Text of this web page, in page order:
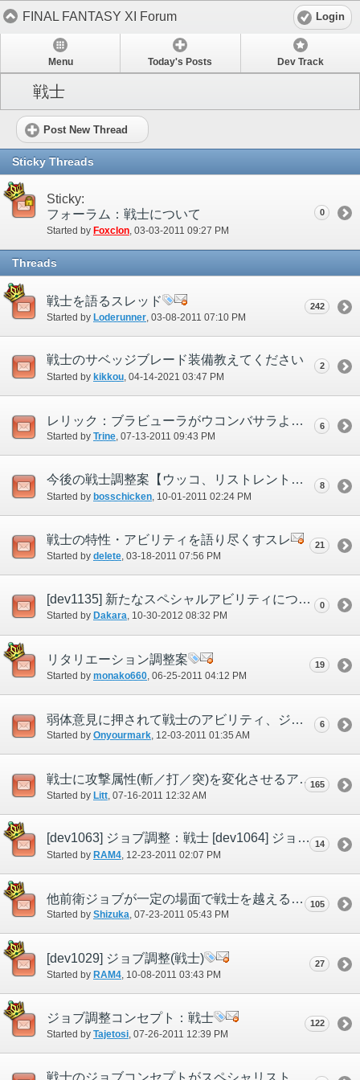
FINAL FANTASY XI Forum Login
Menu Today's Posts Dev Track
戦士
Post New Thread
Sticky Threads
Sticky:
フォーラム：戦士について
Started by Foxclon‎, 03-03-2011 09:27 PM
0
Threads
戦士を語るスレッド
Started by Loderunner ‎, 03-08-2011 07:10 PM
242
戦士のサベッジブレード装備教えてください
Started by kikkou‎, 04-14-2021 03:47 PM
2
レリック：ブラビューラがウコンバサラより弱い上にモーションがアレだと思った方
Started by Trine‎, 07-13-2011 09:43 PM
6
今後の戦士調整案【ウッコ、リストレント、ブラッドレイジ...etc】
Started by bosschicken ‎, 10-01-2011 02:24 PM
8
戦士の特性・アビリティを語り尽くすスレ
Started by delete‎, 03-18-2011 07:56 PM
21
[dev1135] 新たなスペシャルアビリティについて 戦士編
Started by Dakara‎, 10-30-2012 08:32 PM
0
リタリエーション調整案
Started by monako660 ‎, 06-25-2011 04:12 PM
19
弱体意見に押されて戦士のアビリティ、ジョブ特性などの追加がおざなりになっていないか
Started by Onyourmark‎, 12-03-2011 01:35 AM
6
戦士に攻撃属性(斬／打／突)を変化させるアビリティの追加に反対します。
Started by Litt ‎, 07-16-2011 12:32 AM
165
[dev1063] ジョブ調整：戦士 [dev1064] ジョブ調整：ウェポンスキル
Started by RAM4‎, 12-23-2011 02:07 PM
14
他前衛ジョブが一定の場面で戦士を越えるための案を書き込むスレ
Started by Shizuka‎, 07-23-2011 05:43 PM
105
[dev1029] ジョブ調整(戦士)
Started by RAM4 ‎, 10-08-2011 03:43 PM
27
ジョブ調整コンセプト：戦士
Started by Tajetosi‎, 07-26-2011 12:39 PM
122